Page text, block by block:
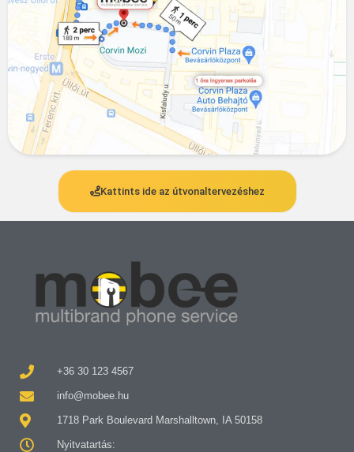
Kattints ide az útvonaltervezéshez
+36 30 123 4567
info@mobee.hu
1718 Park Boulevard Marshalltown, IA 50158
Nyitvatartás: